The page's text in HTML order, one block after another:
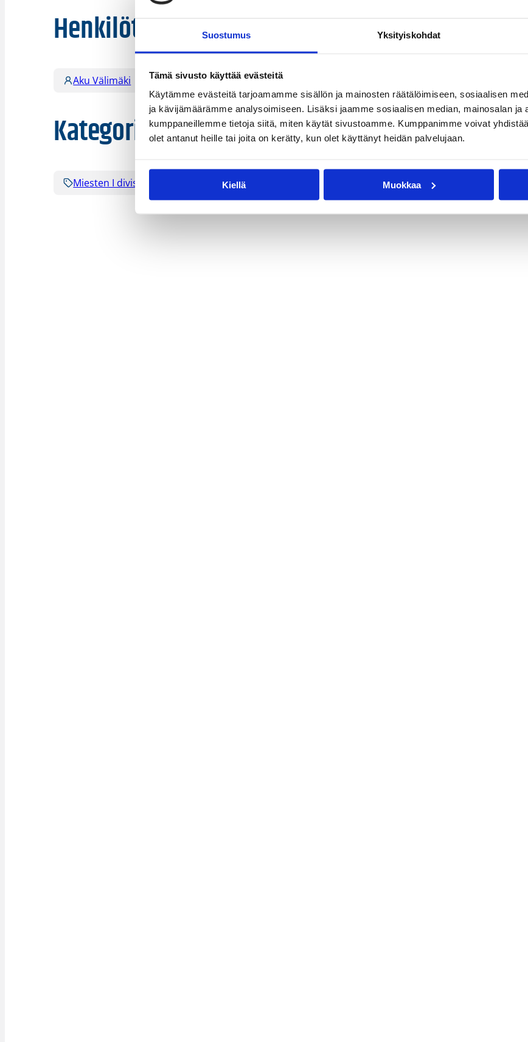
Suostumus Yksityiskohdat
Tämä sivusto käyttää evästeitä
Käytämme evästeitä tarjoamamme sisällön ja mainosten räätälöimiseen, sosiaalisen
ja kävijämäärämme analysoimiseen. Lisäksi jaamme sosiaalisen median, mainosalan ja
kumppaneillemme tietoja siitä, miten käytät sivustoamme. Kumppanimme voivat
olet antanut heille tai joita on kerätty, kun olet käyttänyt heidän palvelujaan.
Kiellä Muokkaa
Henkilöt
Aku Välimäki Patrik Poutiainen Pyry Hinkkanen
Kategoriat
Miesten I divisioona B